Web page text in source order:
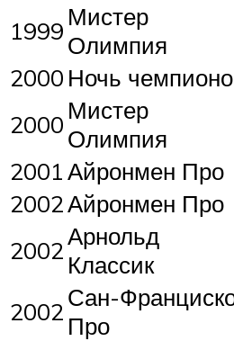
1999 Мистер
Олимпия
2000 Ночь
2000 Мистер
Олимпия
2001Айронмен Про
2002Айронмен Про
2002Арнольд
Классик
2002Сан-
Про